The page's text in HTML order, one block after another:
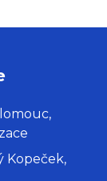
Kopeček,